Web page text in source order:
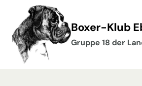
springen
Boxer-Klub
Gruppe 18 der